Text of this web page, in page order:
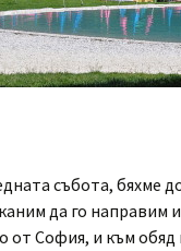
събота, бяхме
да го направим
София, и към обяд